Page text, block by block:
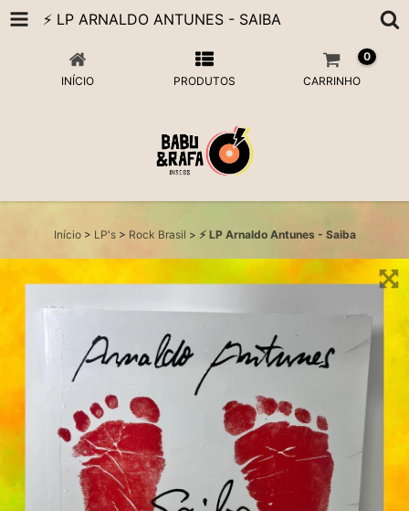
⚡️ LP ARNALDO ANTUNES - SAIBA
INÍCIO PRODUTOS CARRINHO
0
Início > LP's > Rock Brasil > ⚡️ LP Arnaldo Antunes - Saiba